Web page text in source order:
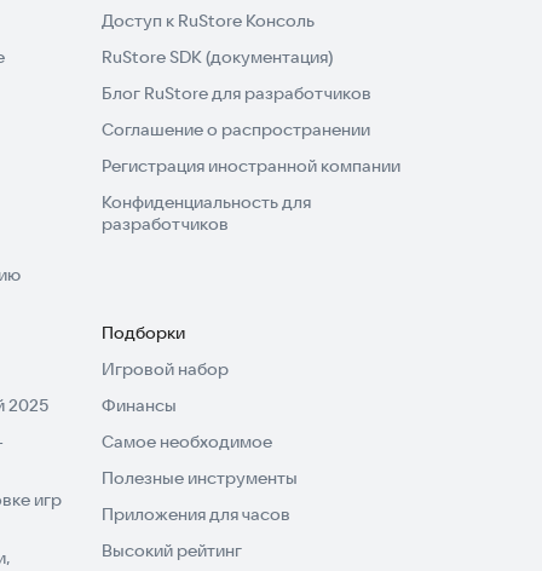
Доступ к RuStore Консоль
RuStore SDK (документация)
Блог RuStore для разработчиков
Соглашение о распространении
Регистрация иностранной компании
Конфиденциальность для
разработчиков
2025
игр
Подборки
Игровой набор
Финансы
Самое необходимое
Полезные инструменты
Приложения для часов
Высокий рейтинг